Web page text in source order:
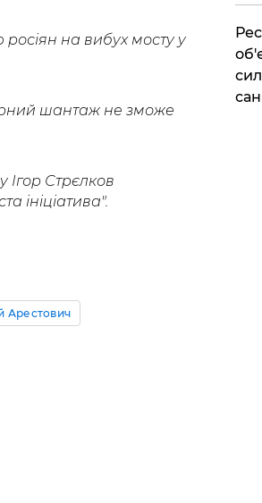
росіян на вибух мосту у
шантаж не зможе
Ігор Стрєлков
ініціатива".
Арестович